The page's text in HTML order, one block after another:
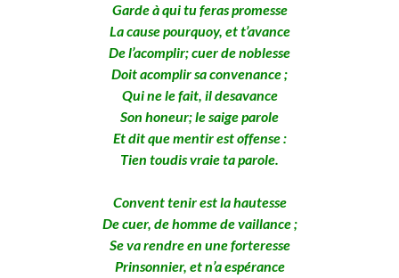
Garde à qui tu feras promesse
La cause pourquoy, et t’avance
De l’acomplir; cuer de noblesse
Doit acomplir sa convenance ;
Qui ne le fait, il desavance
Son honeur; le saige parole
Et dit que mentir est offense :
Tien toudis vraie ta parole.
Convent tenir est la hautesse
De cuer, de homme de vaillance ;
Se va rendre en une forteresse
Prinsonnier, et n’a espérance